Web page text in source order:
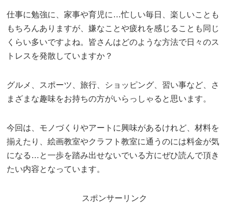
仕事に勉強に、家事や育児に…忙しい毎日、楽しいことも
もちろんありますが、嫌なことや疲れを感じることも同じ
くらい多いですよね。皆さんはどのような方法で日々のス
トレスを発散していますか？
グルメ、スポーツ、旅行、ショッピング、習い事など、さ
まざまな趣味をお持ちの方がいらっしゃると思います。
今回は、モノづくりやアートに興味があるけれど、材料を
揃えたり、絵画教室やクラフト教室に通うのには料金が気
になる…と一歩を踏み出せないでいる方にぜひ読んで頂き
たい内容となっています。
スポンサーリンク